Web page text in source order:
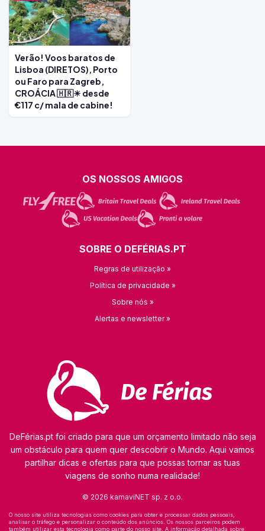
Verão! Voos baratos de
Lisboa (DIRETOS), Porto
ou Faro para Zagreb,
CROÁCIA 🇭🇷☀ desde
€117 c/ mala de cabine!
DeFérias.pt foi criado para que um orçamento limitado não seja
um obstáculo para quem quer descobrir o Mundo. Aqui vamos
partilhar dicas e ofertas para que possas tornar as tuas
viagens de sonho numa realidade!
© 2026 kamaviNET sp. z o.o.
OS NOSSOS AMIGOS
SOBRE O DEFÉRIAS.PT
Regras de utilização »
Política de privacidade »
Sobre nós »
Alertas e newsletter »
O nosso site utiliza tecnologias como cookies para obter e processar dados pessoais,
analisar o tráfego e personalizar o conteúdo dos anúncios. Os nossos parceiros podem
também utilizar esta tecnologia como parte do nosso site. A informação detalhada sobre